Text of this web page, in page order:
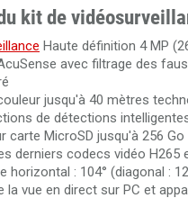
kit de
Haute définition 4 MP
avec filtrage des
jusqu'à 40 mètres
de détections
carte MicroSD jusqu'à 256
derniers codecs vidéo H265
horizontal : 104° (diagonal :
la vue en direct sur PC et